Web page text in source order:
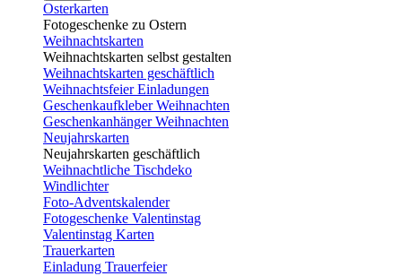
Osterkarten
Fotogeschenke zu Ostern
Weihnachtskarten
Weihnachtskarten selbst gestalten
Weihnachtskarten geschäftlich
Weihnachtsfeier Einladungen
Geschenkaufkleber Weihnachten
Geschenkanhänger Weihnachten
Neujahrskarten
Neujahrskarten geschäftlich
Weihnachtliche Tischdeko
Windlichter
Foto-Adventskalender
Fotogeschenke Valentinstag
Valentinstag Karten
Trauerkarten
Einladung Trauerfeier